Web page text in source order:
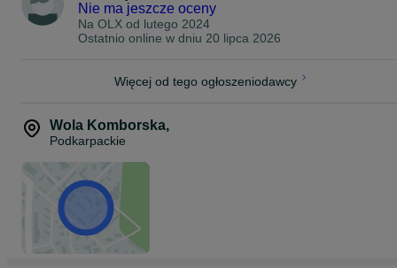
Nie ma jeszcze oceny
Na OLX od lutego 2024
Ostatnio online w dniu 20 lipca 2026
Więcej od tego ogłoszeniodawcy
Wola Komborska,
Podkarpackie